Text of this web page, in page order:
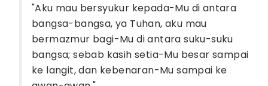
"Aku mau bersyukur kepada-Mu di antara
bangsa-bangsa, ya Tuhan, aku mau
bermazmur bagi-Mu di antara suku-suku
bangsa; sebab kasih setia-Mu besar sampai
ke langit, dan kebenaran-Mu sampai ke